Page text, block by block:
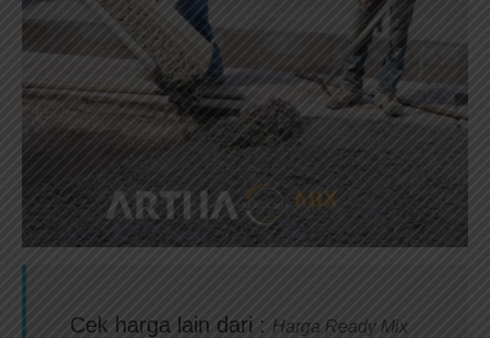
Cek harga lain dari : Harga Ready Mix